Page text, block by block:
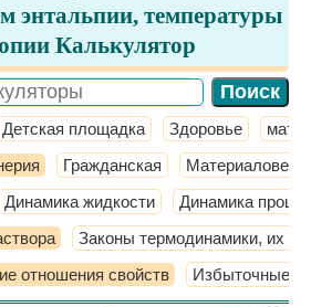
энтальпии, температуры
Калькулятор
Детская площадка Здоровье
Гражданская
Динамика жидкости Динамика
Законы термодинамики, их
отношения свойств Избыточные